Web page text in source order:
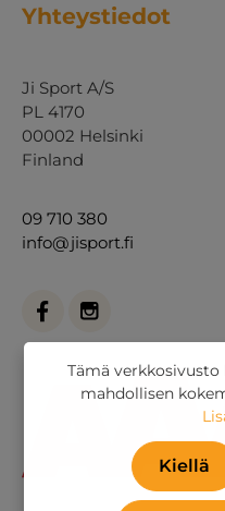
Yhteystiedot
Ji Sport A/S
PL 4170
00002 Helsinki
Finland
09 710 380
info@jisport.fi
Tämä
mahdollisen
Kiellä